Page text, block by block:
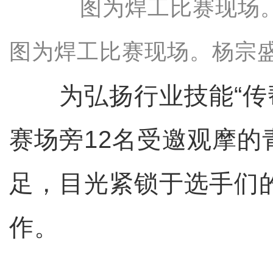
图为焊工比赛现场。杨
为弘扬行业技能“传
赛场旁12名受邀观摩的
足，目光紧锁于选手们
作。